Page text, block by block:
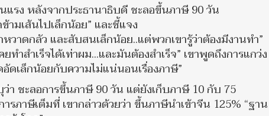
รง หลังจากประธานาธิบดี ชะลอขึ้นภาษี 90 วัน
มเส้นไปเล็กน้อย” และชี้แจง
าดกลัว และสับสนเล็กน้อย..แต่พวกเขารู้ว่าต้องมีงานทำ”
ำสำเร็จได้เท่าผม...และมันต้องสำเร็จ” เขาพูดถึงการแกว่ง
ดเล็กน้อยกับความไม่แน่นอนเรื่องภาษี”
ชะลอการขึ้นภาษี 90 วัน แต่ยังเก็บภาษี 10 กับ 75
ภาษีเต็มที่ เขากล่าวด้วยว่า ขึ้นภาษีนำเข้าจีน 125% “ฐาน